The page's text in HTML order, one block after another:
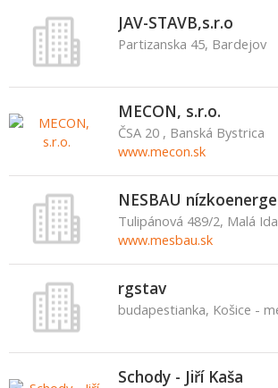
JAV-STAVB,s.r.o
Partizanska 45, Bardejov
MECON, s.r.o.
ČSA 20 , Banská Bystrica
www.mecon.sk
Tulipánová 489/2, Malá Ida
www.mesbau.sk
rgstav
Schody - Jiří Kaša